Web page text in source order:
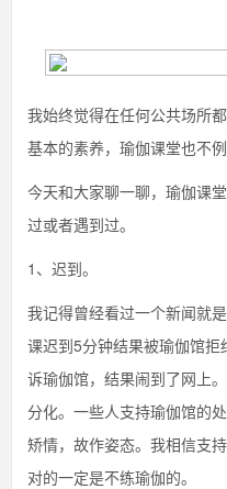
我始终觉得在任何公共场所
基本的素养，瑜伽课堂也不例
今天和大家聊一聊，瑜伽课
过或者遇到过。
1、迟到。
我记得曾经看过一个新闻就
课迟到5分钟结果被瑜伽馆
诉瑜伽馆，结果闹到了网上
分化。一些人支持瑜伽馆的
矫情，故作姿态。我相信支
对的一定是不练瑜伽的。